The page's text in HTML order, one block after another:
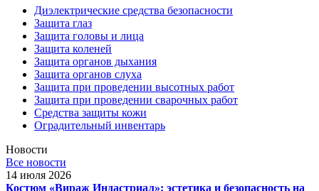
Диэлектрические средства безопасности
Защита глаз
Защита головы и лица
Защита коленей
Защита органов дыхания
Защита органов слуха
Защита при проведении высотных работ
Защита при проведении сварочных работ
Средства защиты кожи
Оградительный инвентарь
Новости
Все новости
14 июля 2026
Костюм «Вираж Индастриал»: эстетика и безопасность на